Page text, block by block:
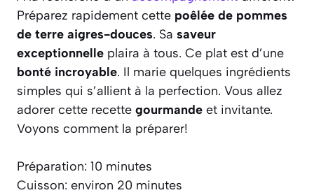
Préparez rapidement cette poêlée de pommes
de terre aigres-douces. Sa saveur
exceptionnelle plaira à tous. Ce plat est d’une
bonté incroyable. Il marie quelques ingrédients
simples qui s’allient à la perfection. Vous allez
adorer cette recette gourmande et invitante.
Voyons comment la préparer!
Préparation: 10 minutes
Cuisson: environ 20 minutes